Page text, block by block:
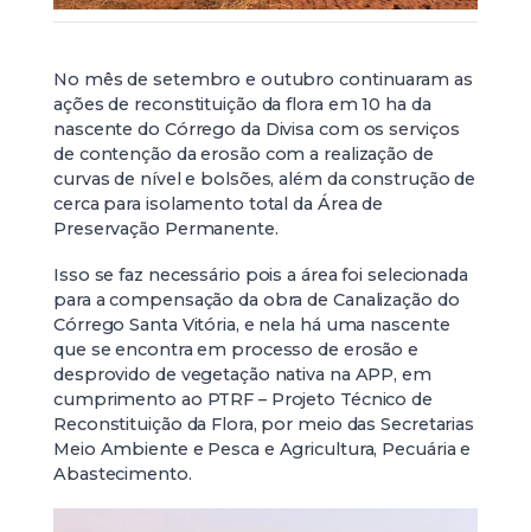
No mês de setembro e outubro continuaram as
ações de reconstituição da flora em 10 ha da
nascente do Córrego da Divisa com os serviços
de contenção da erosão com a realização de
curvas de nível e bolsões, além da construção de
cerca para isolamento total da Área de
Preservação Permanente.
Isso se faz necessário pois a área foi selecionada
para a compensação da obra de Canalização do
Córrego Santa Vitória, e nela há uma nascente
que se encontra em processo de erosão e
desprovido de vegetação nativa na APP, em
cumprimento ao PTRF – Projeto Técnico de
Reconstituição da Flora, por meio das Secretarias
Meio Ambiente e Pesca e Agricultura, Pecuária e
Abastecimento.